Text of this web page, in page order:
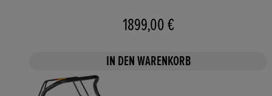
1899,00 €
IN DEN WARENKORB